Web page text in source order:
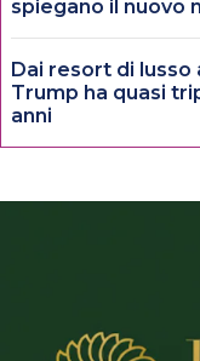
spiegano il nuovo
Dai resort di
Trump ha quasi
anni